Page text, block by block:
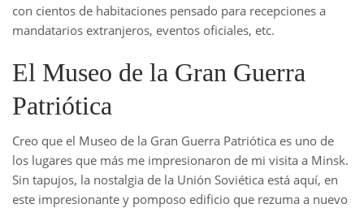
con cientos de habitaciones pensado para recepciones a
mandatarios extranjeros, eventos oficiales, etc.
El Museo de la Gran Guerra
Patriótica
Creo que el Museo de la Gran Guerra Patriótica es uno de
los lugares que más me impresionaron de mi visita a Minsk.
Sin tapujos, la nostalgia de la Unión Soviética está aquí, en
este impresionante y pomposo edificio que rezuma a nuevo